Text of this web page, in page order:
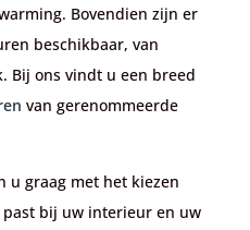
Bovendien zijn er
beschikbaar, van
Bij ons vindt u een breed
van gerenommeerde
u graag met het kiezen
bij uw interieur en uw